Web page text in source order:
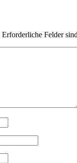
Erforderliche Felder